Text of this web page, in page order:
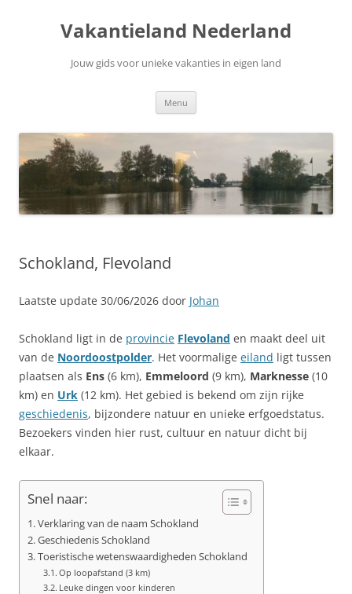
Vakantieland Nederland
Jouw gids voor unieke vakanties in eigen land
Menu
Schokland, Flevoland
Laatste update 30/06/2026 door Johan
Schokland ligt in de provincie Flevoland en maakt deel uit
van de Noordoostpolder. Het voormalige eiland ligt tussen
plaatsen als Ens (6 km), Emmeloord (9 km), Marknesse (10
km) en Urk (12 km). Het gebied is bekend om zijn rijke
geschiedenis, bijzondere natuur en unieke erfgoedstatus.
Bezoekers vinden hier rust, cultuur en natuur dicht bij
elkaar.
Snel naar:
Verklaring van de naam Schokland
Geschiedenis Schokland
Toeristische wetenswaardigheden Schokland
Op loopafstand (3 km)
Leuke dingen voor kinderen